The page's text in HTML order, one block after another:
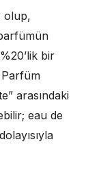
olup,
bir
Parfüm
arasındaki
eau de